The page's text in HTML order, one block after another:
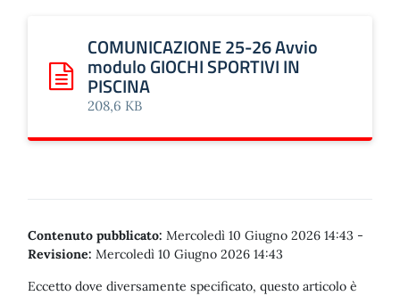
Scarica: COMUNICAZIONE 25-26 Avvio modulo GIOCHI
COMUNICAZIONE 25-26 Avvio
modulo GIOCHI SPORTIVI IN
PISCINA
208,6 KB
Contenuto pubblicato: Mercoledì 10 Giugno 2026 14:43 -
Revisione: Mercoledì 10 Giugno 2026 14:43
Eccetto dove diversamente specificato, questo articolo è